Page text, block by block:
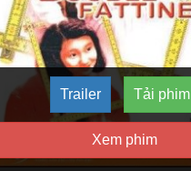
Trailer Tải phim
Xem phim